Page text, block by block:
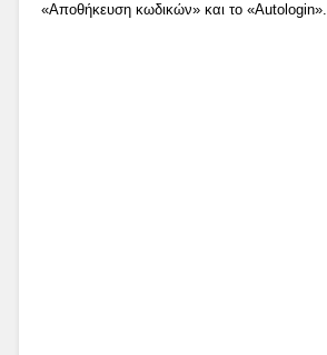
«Αποθήκευση κωδικών» και το «Autologin».